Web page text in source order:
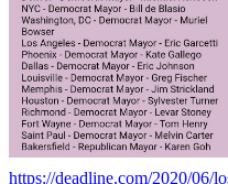
https://deadline.com/2020/06/